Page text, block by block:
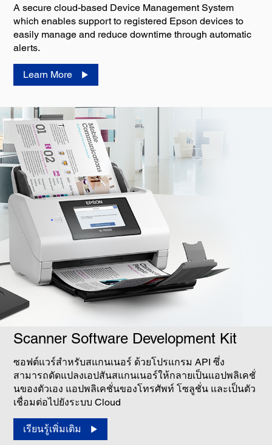
A secure cloud-based Device Management System
which enables support to registered Epson devices to
easily manage and reduce downtime through automatic
alerts.
Learn More
Scanner Software Development Kit
ซอฟต์แวร์สำหรับสแกนเนอร์ ด้วยโปรแกรม API ซึ่ง
สามารถดัดแปลงเอปสันสแกนเนอร์ให้กลายเป็นแอปพลิเคชั่
นของตัวเอง แอปพลิเคชั่นของโทรศัพท์ โซลูชั่น และเป็นตัว
เชื่อมต่อไปยังระบบ Cloud
เรียนรู้เพิ่มเติม